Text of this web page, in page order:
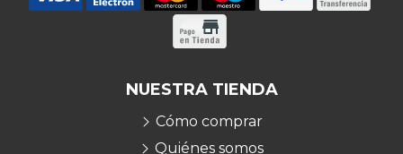
NUESTRA TIENDA
Cómo comprar
Quiénes somos